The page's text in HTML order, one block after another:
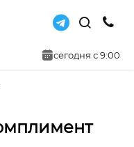
сегодня с 9:00